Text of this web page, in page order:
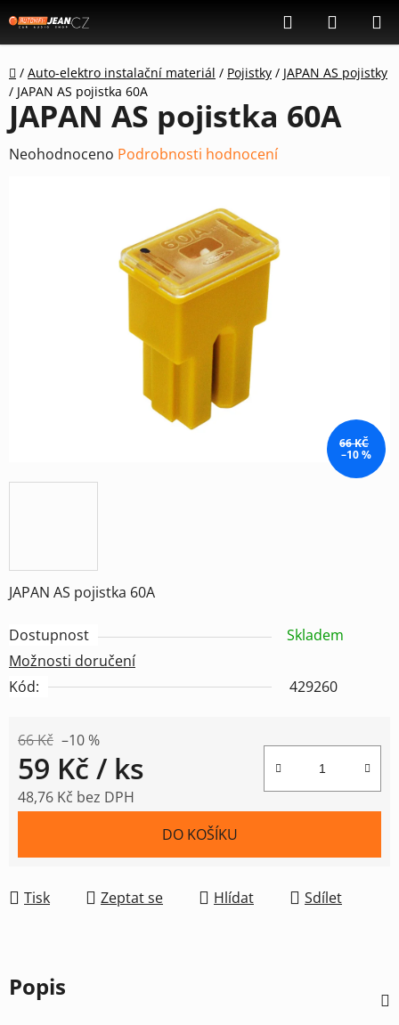
na
obsah
Hledat
KOŠÍK
Domů
/ Auto-elektro instalační materiál / Pojistky / JAPAN AS pojistky
/ JAPAN AS pojistka 60A
JAPAN AS pojistka 60A
Dostupnost
Skladem
Možnosti doručení
Kód:
429260
66 Kč –10 %
59 Kč / ks
48,76 Kč bez DPH
DO KOŠÍKU
Tisk Zeptat se Hlídat Sdílet
JAPAN AS pojistka 60A
Průměrné
Neohodnoceno Podrobnosti hodnocení
66 KČ
–10 %
Popis